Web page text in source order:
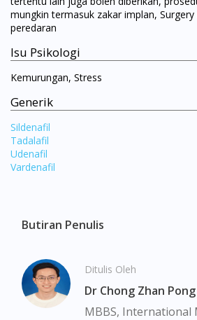
You seem to be shopping
mungkin termasuk zakar implan,
peredaran
Isu Psikologi
Kemurungan, Stress
Generik
Sildenafil
Tadalafil
Udenafil
Vardenafil
Butiran Penulis
Ditulis Oleh
Dr Chong Zhan Pong
MBBS, International